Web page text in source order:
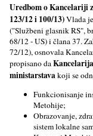
Uredbom o Kancelariji
123/12 i 100/13)Vlada
("Službeni glasnik RS",
68/12 - US) i člana 37.
72/12), osnovala
propisano da
ministarstavakoji se
Funkcionisanje
Metohije;
Obrazovanje,
sistem lokalne